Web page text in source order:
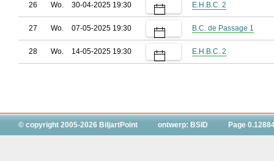
26 Wo. 30-04-2025 19:30 E.H.B.C. 2
27 Wo. 07-05-2025 19:30 B.C. de Passage 1
28 Wo. 14-05-2025 19:30 E.H.B.C. 2
© copyright 2005-2026 BiljartPoint ontwerp: BSID Page